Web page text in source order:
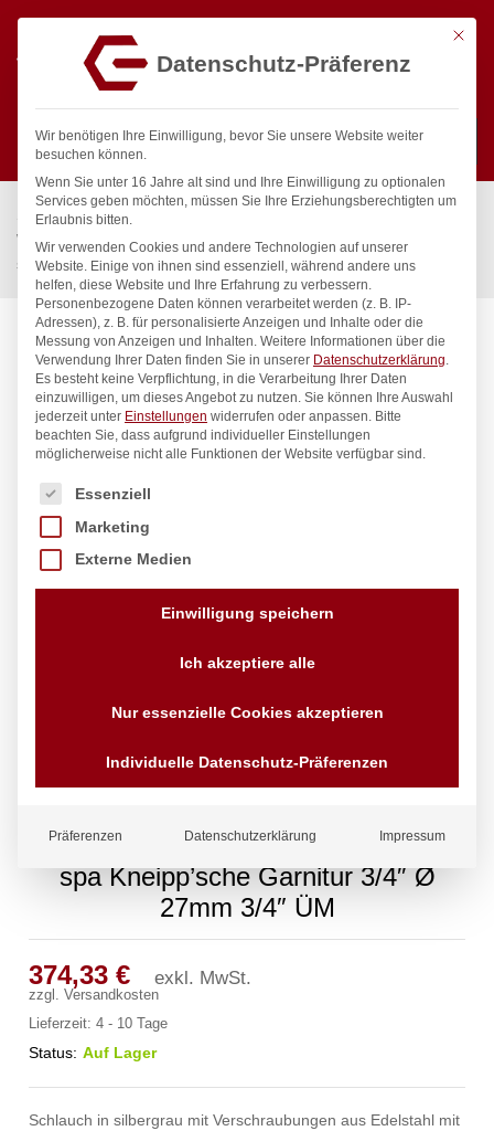
Suchen
Start / Gastronomiebedarf & Gastro Geräte für Profis
Wassertechnik
Wellnes
spa Kneipp’sche Garnitur 3/4″ Ø 27mm 3/4″ ÜM
spa Kneipp’sche Garnitur 3/4″ Ø
27mm 3/4″ ÜM
374,33€ exkl. MwSt.
zzgl.Versandkosten
Lieferzeit:4 - 10 Tage
Status: Auf Lager
Schlauch in silbergrau mit Verschraubungen aus Edelstahl mit
Mit
Datenschutz-Präferenz
Wir benötigen Ihre Einwilligung, bevor Sie unsere Website weiter
besuchen können.
Wenn Sie unter 16 Jahre alt sind und Ihre Einwilligung zu optionalen
Services geben möchten, müssen Sie Ihre Erziehungsberechtigten um
Erlaubnis bitten.
Wir verwenden Cookies und andere Technologien auf unserer
Website. Einige von ihnen sind essenziell, während andere uns
helfen, diese Website und Ihre Erfahrung zu verbessern.
Personenbezogene Daten können verarbeitet werden (z. B. IP-
Adressen), z. B. für personalisierte Anzeigen und Inhalte oder die
Messung von Anzeigen und Inhalten. Weitere Informationen über die
Verwendung Ihrer Daten finden Sie in unserer Datenschutzerklärung.
Es besteht keine Verpflichtung, in die Verarbeitung Ihrer Daten
einzuwilligen, um dieses Angebot zu nutzen. Sie können Ihre Auswahl
jederzeit unter Einstellungen widerrufen oder anpassen. Bitte
beachten Sie, dass aufgrund individueller Einstellungen
möglicherweise nicht alle Funktionen der Website verfügbar sind.
Es folgt eine Liste der Service-Gruppen, für die eine
Essenziell
Marketing
Externe Medien
Einwilligung speichern
Ich akzeptiere alle
Nur essenzielle Cookies akzeptieren
Individuelle Datenschutz-Präferenzen
Präferenzen Datenschutzerklärung Impressum